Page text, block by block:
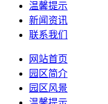
温馨提示
新闻资讯
联系我们
网站首页
园区简介
园区风景